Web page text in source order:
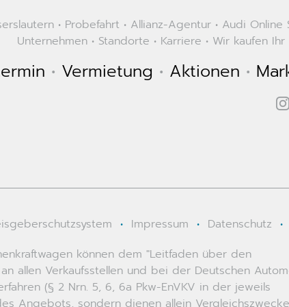
• Probefahrt • Allianz-Agentur • Audi Online
Unternehmen • Standorte • Karriere • Wir kaufen
• Vermietung • Aktionen •
• Impressum • Datenschutz •
können dem "Leitfaden über den
allen Verkaufsstellen und bei der Deutschen
(§ 2 Nrn. 5, 6, 6a Pkw-EnVKV in der jeweils
Angebots, sondern dienen allein